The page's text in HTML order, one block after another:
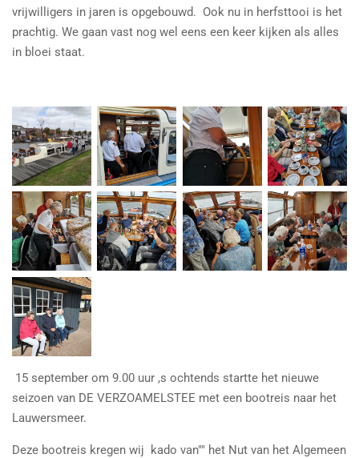
vrijwilligers in jaren is opgebouwd. Ook nu in herfsttooi is het
prachtig. We gaan vast nog wel eens een keer kijken als alles
in bloei staat.
15 september om 9.00 uur ,s ochtends startte het nieuwe
seizoen van DE VERZOAMELSTEE met een bootreis naar het
Lauwersmeer.
Deze bootreis kregen wij kado van"" het Nut van het Algemeen